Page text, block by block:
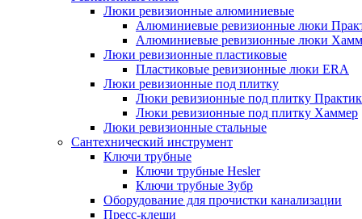
Люки ревизионные алюминиевые
Алюминиевые ревизионные люки
Алюминиевые ревизионные люки
Люки ревизионные пластиковые
Пластиковые ревизионные люки ERA
Люки ревизионные под плитку
Люки ревизионные под плитку
Люки ревизионные под плитку Хаммер
Люки ревизионные стальные
Сантехнический инструмент
Ключи трубные
Ключи трубные Hesler
Ключи трубные Зубр
Оборудование для прочистки канализации
Пресс-клещи